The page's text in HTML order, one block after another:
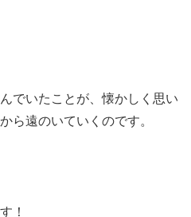
でいたことが、懐かしく思い
ら遠のいていくのです。
！